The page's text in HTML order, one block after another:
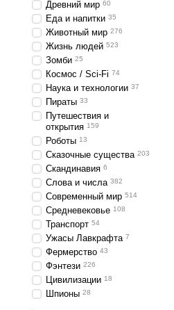
Древний мир 60
Еда и напитки 35
Животный мир 276
Жизнь людей 523
Зомби 25
Космос / Sci-Fi 74
Наука и технологии 37
Пираты 33
Путешествия и
открытия 159
Роботы 13
Сказочные существа 203
Скандинавия 6
Слова и числа 382
Современный мир 514
Средневековье 108
Транспорт 54
Ужасы Лавкрафта 7
Фермерство 43
Фэнтези 226
Цивилизации 18
Шпионы 28